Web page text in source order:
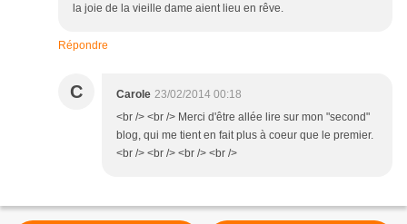
la joie de la vieille dame aient lieu en rêve.
Répondre
C Carole 23/02/2014 00:18
<br /> <br /> Merci d'être allée lire sur mon "second"
blog, qui me tient en fait plus à coeur que le premier.
<br /> <br /> <br /> <br />